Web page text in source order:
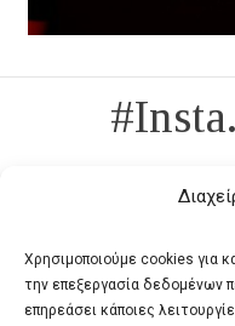
Χρησιμοποιούμε cookies για
την επεξεργασία δεδομένων
επηρεάσει κάποιες
Πολυτέλεια δεν είναι το